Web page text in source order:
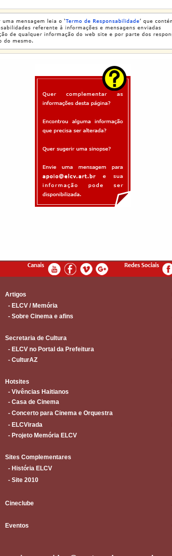
Artigos
- ELCV / Memória
- Sobre Cinema e afins
Secretaria de Cultura
- ELCV no Portal da Prefeitura
- CulturAZ
Hotsites
- Vivências Haitianos
- Casa de Cinema
- Concerto para Cinema e Orquestra
- ELCVirada
- Projeto Memória ELCV
Sites Complementares
- História ELCV
- Site 2010
Cineclube
Eventos